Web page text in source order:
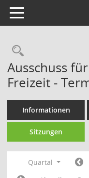
Toggle navigation
Ausschuss
Freizeit -
Informationen
Sitzungen
Quartal